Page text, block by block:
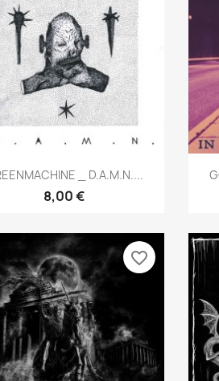
Aperçu rapide
_ D.A.M.N....
8,00 €
favorite_border